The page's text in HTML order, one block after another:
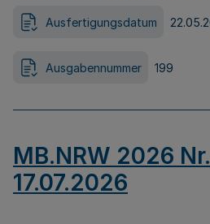
Ausfertigungsdatum
Ausgabennummer 199
MB.NRW 2026
17.07.2026